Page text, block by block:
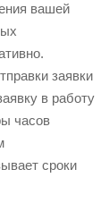
вашей
заявки
в работу
часов
сроки